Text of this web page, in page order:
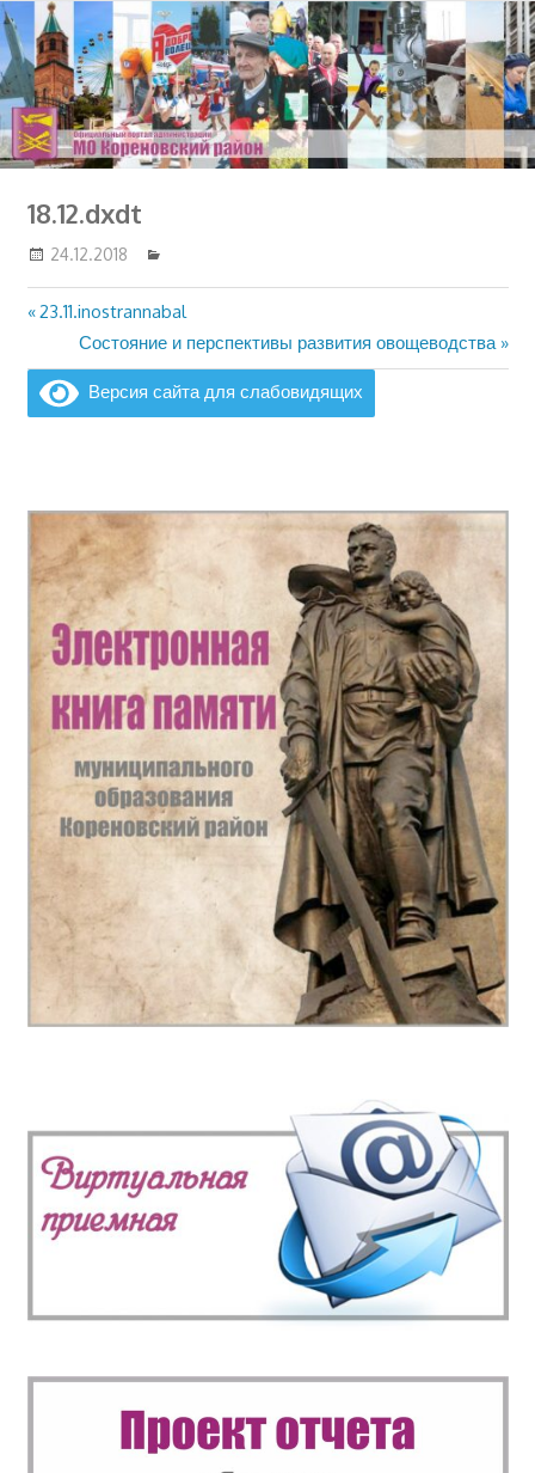
Перейти
к
содержимому
18.12.dxdt
24.12.2018
Навигация
по
записям
Предыдущая
запись:
23.11.inostrannabal
Следующая
запись:
Состояние и перспективы развития овощеводства
Версия сайта для слабовидящих